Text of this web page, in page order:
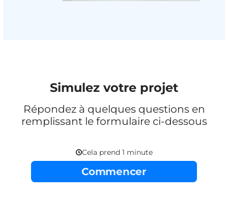
Simulez votre projet
Répondez à quelques questions en
remplissant le formulaire ci-dessous